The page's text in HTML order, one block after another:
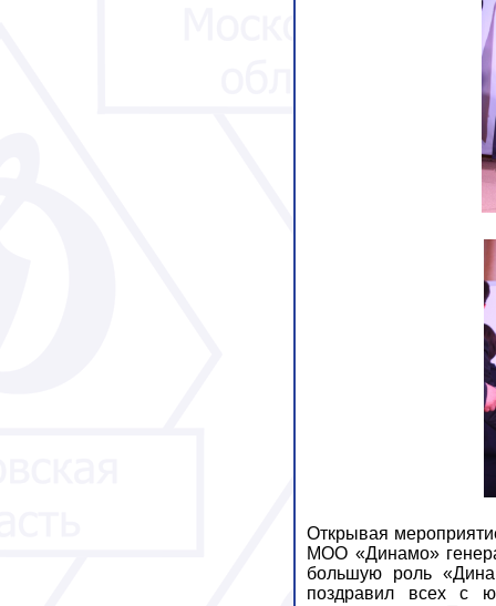
Открывая
МОО «Динамо»
большую роль
поздравил всех с